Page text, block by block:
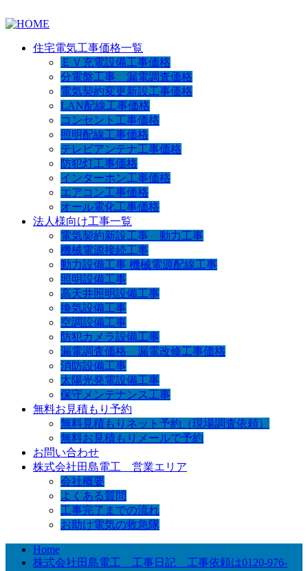
住宅電気工事価格一覧
ＥＶ充電設備工事価格
分電盤工事 漏電調査価格
電気契約変更新設工事価格
LAN配線工事価格
コンセント工事価格
照明配線工事価格
テレビアンテナ工事価格
防犯灯工事価格
インターホン工事価格
エアコン工事価格
オール電化工事価格
法人様向け工事一覧
電気契約新設工事 動力工事
機械電源接続工事
動力設備工事 機械電源配線工事
照明設備工事
高天井照明設備工事
換気設備工事
空調設備工事
防犯カメラ設備工事
漏電調査価格 漏電改修工事価格
消防設備工事
太陽光発電設備工事
保守メンテナンス工事
無料お見積もり予約
無料見積もりネット予約（現場調査依頼）
無料お見積もりメールで予約
お問い合わせ
株式会社田島電工 営業エリア
会社概要
よくある質問
工事完了までの流れ
お助け電気の救急隊
Home
株式会社田島電工 工事日記 工事依頼は0120-976-